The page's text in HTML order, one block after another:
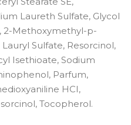
Laureth Sulfate, Glycol
2-Methoxymethyl-p-
Sulfate, Resorcinol,
Isethioate, Sodium
Parfum,
HCI,
Tocopherol.